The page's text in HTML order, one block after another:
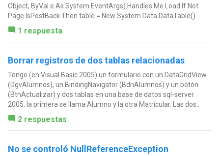
Object, ByVal e As System.EventArgs) Handles Me.Load If Not
Page.IsPostBack Then table = New System.Data.DataTable()...
1 respuesta
Borrar registros de dos tablas relacionadas
Tengo (en Visual Basic 2005) un formulario con un DataGridView
(DgvAlumnos), un BindingNavigator (BdnAlumnos) y un botón
(BtnActualizar) y dos tablas en una base de datos sql-server
2005, la primera se llama Alumno y la otra Matricular. Las dos...
2 respuestas
No se controló NullReferenceException